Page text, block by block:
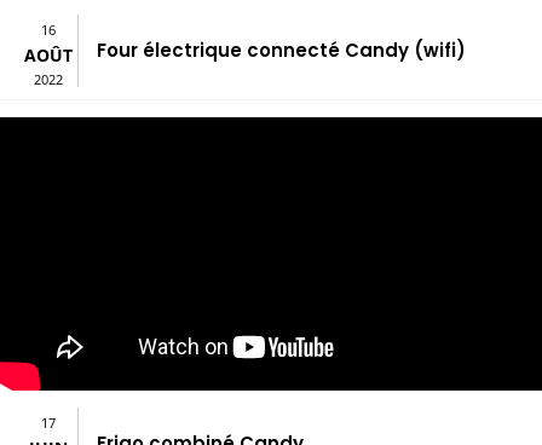
16
AOÛT
2022
Four électrique connecté Candy (wifi)
17